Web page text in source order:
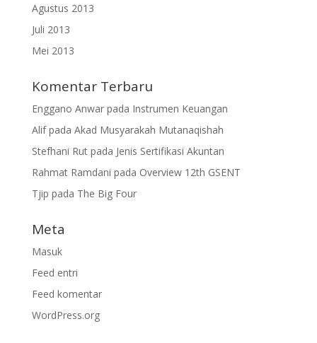
Agustus 2013
Juli 2013
Mei 2013
Komentar Terbaru
Enggano Anwarpada Instrumen Keuangan
Alifpada Akad Musyarakah Mutanaqishah
Stefhani Rutpada Jenis Sertifikasi Akuntan
Rahmat Ramdani pada Overview 12th GSENT
Tjip pada The Big Four
Meta
Masuk
Feed entri
Feed komentar
WordPress.org